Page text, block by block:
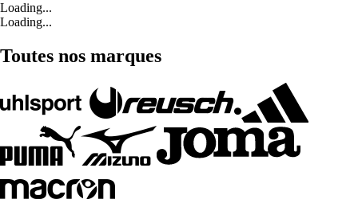
Loading...
Loading...
Toutes nos marques